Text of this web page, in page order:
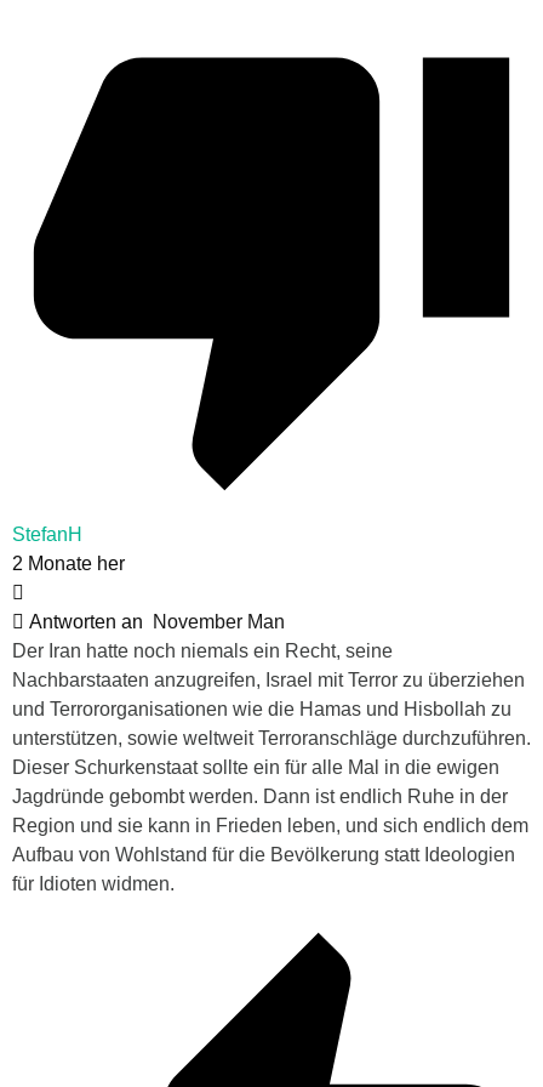
StefanH
2 Monate her
Antworten an
November Man
Der Iran hatte noch niemals ein Recht, seine
Nachbarstaaten anzugreifen, Israel mit Terror zu überziehen
und Terrororganisationen wie die Hamas und Hisbollah zu
unterstützen, sowie weltweit Terroranschläge durchzuführen.
Dieser Schurkenstaat sollte ein für alle Mal in die ewigen
Jagdründe gebombt werden. Dann ist endlich Ruhe in der
Region und sie kann in Frieden leben, und sich endlich dem
Aufbau von Wohlstand für die Bevölkerung statt Ideologien
für Idioten widmen.